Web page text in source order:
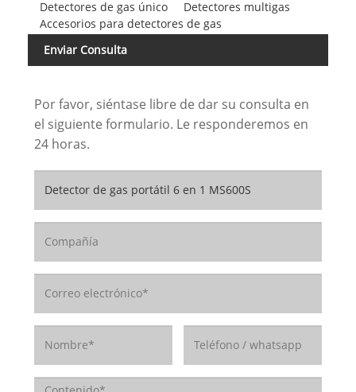
Detectores de gas único
Detectores multigas
Accesorios para detectores de gas
Enviar Consulta
Por favor, siéntase libre de dar su consulta en
el siguiente formulario. Le responderemos en
24 horas.